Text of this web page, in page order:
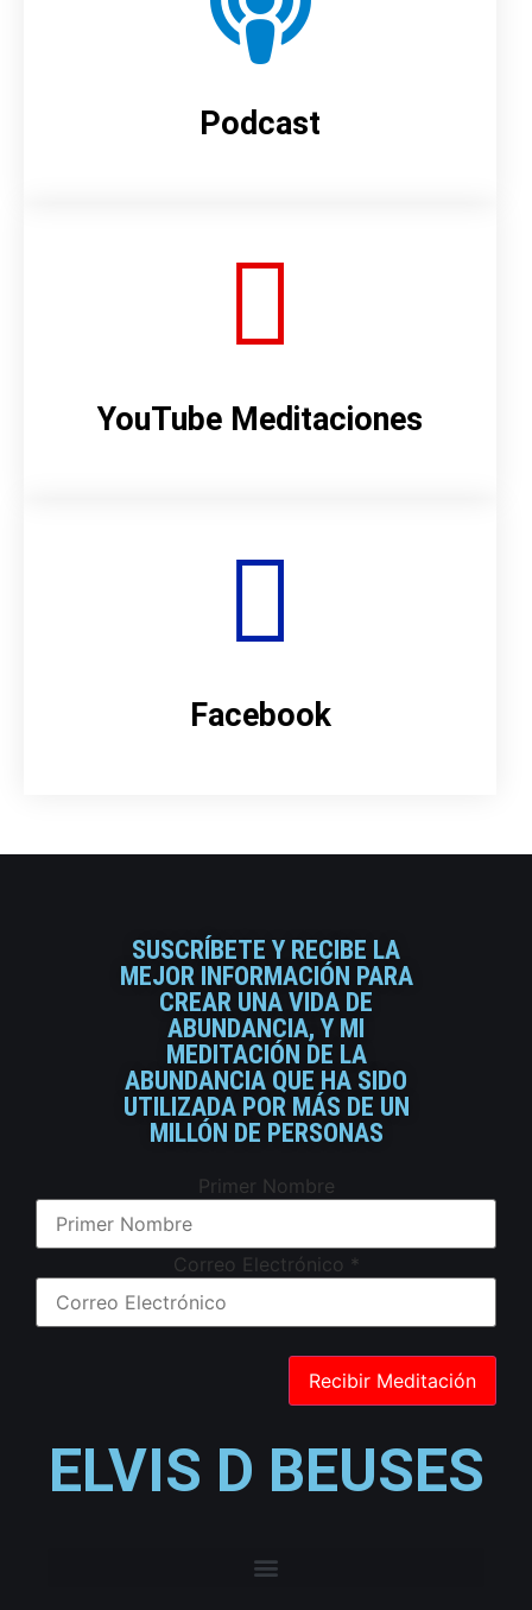
Podcast
YouTube Meditaciones
Facebook
SUSCRÍBETE Y RECIBE LA
MEJOR INFORMACIÓN PARA
CREAR UNA VIDA DE
ABUNDANCIA, Y MI
MEDITACIÓN DE LA
ABUNDANCIA QUE HA SIDO
UTILIZADA POR MÁS DE UN
MILLÓN DE PERSONAS
Primer Nombre
Correo Electrónico *
ELVIS D BEUSES